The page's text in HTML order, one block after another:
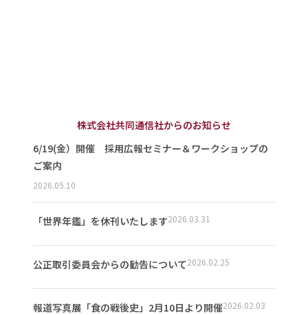
株式会社共同通信社からのお知らせ
6/19(金）開催 採用広報セミナー＆ワークショップの
ご案内
2026.05.10
「世界年鑑」を休刊いたします2026.03.31
公正取引委員会からの勧告について2026.02.25
報道写真展「食の戦後史」2月10日より開催2026.02.03